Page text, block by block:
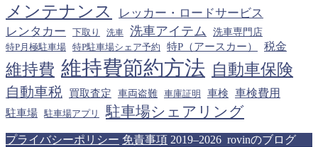
メンテナンス
レッカー・ロードサービス
レンタカー
下取り 洗車 洗車アイテム
洗車専門店
特P月極駐車場
特P駐車場シェア予約 特P（アースカー） 税金
維持費 維持費節約方法 自動車保険
自動車税 買取査定 車両盗難 車庫証明 車検 車検費用
駐車場 駐車場アプリ 駐車場シェアリング
プライバシーポリシー 免責事項 2019–2026 rovinのブログ